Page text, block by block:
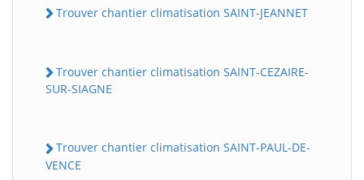
Trouver chantier climatisation SAINT-JEANNET
Trouver chantier climatisation SAINT-CEZAIRE-
SUR-SIAGNE
Trouver chantier climatisation SAINT-PAUL-DE-
VENCE